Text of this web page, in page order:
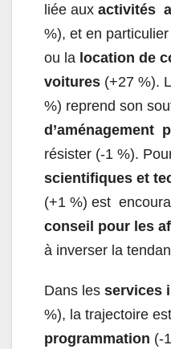
liée aux activités
%), et en particulier
ou la location de
voitures (+27 %).
%) reprend son
d’aménagement
résister (-1 %).
scientifiques et
(+1 %) est
conseil pour les
à inverser la
Dans les services
%), la trajectoire
programmation (-